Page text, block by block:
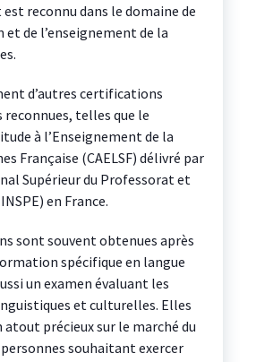
reconnu dans le domaine de
de l’enseignement de la
d’autres certifications
telles que le
à l’Enseignement de la
Française (CAELSF) délivré par
Supérieur du Professorat et
en France.
sont souvent obtenues après
spécifique en langue
un examen évaluant les
et culturelles. Elles
précieux sur le marché du
souhaitant exercer